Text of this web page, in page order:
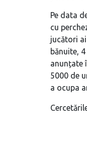
Pe data
cu
jucători
bănuite,
anunțate
5000 de
a ocupa